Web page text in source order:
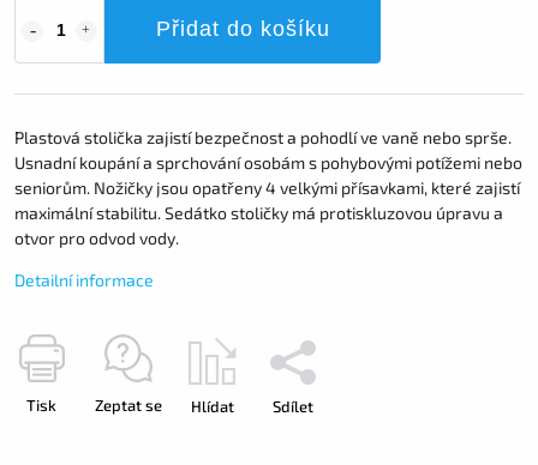
Přidat do košíku
Plastová stolička zajistí bezpečnost a pohodlí ve vaně nebo sprše.
Usnadní koupání a sprchování osobám s pohybovými potížemi nebo
seniorům. Nožičky jsou opatřeny 4 velkými přísavkami, které zajistí
maximální stabilitu. Sedátko stoličky má protiskluzovou úpravu a
otvor pro odvod vody.
Detailní informace
Tisk Zeptat se Hlídat Sdílet